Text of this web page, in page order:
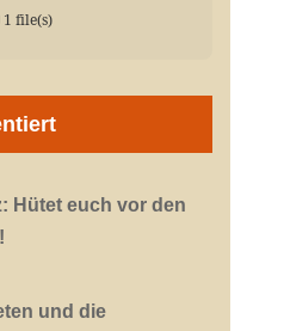
1 file(s)
Hütet euch vor den
und die